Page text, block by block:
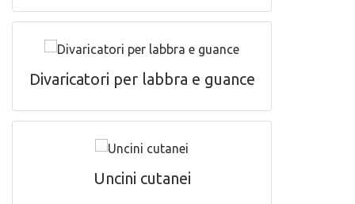
Divaricatori per labbra e guance
Uncini cutanei